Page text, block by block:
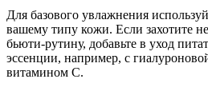
Для базового увлажнения
вашему типу кожи. Если захотите
бьюти-рутину, добавьте в уход
эссенции, например, с
витамином С.